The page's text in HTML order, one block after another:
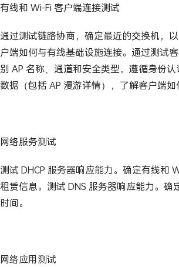
有线和 Wi-Fi 客户端连接测试
通过测试链路协商，确定最近的交换机，
户端如何与有线基础设施连接。通过测试
别 AP 名称、通道和安全类型，遵循身份
数据（包括 AP 漫游详情），了解客户端
网络服务测试
测试 DHCP 服务器响应能力。确定有线和
租赁信息。测试 DNS 服务器响应能力。确
时间。
网络应用测试